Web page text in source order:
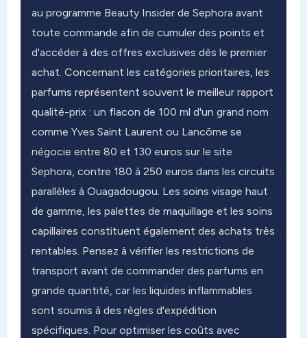
au programme Beauty Insider de Sephora avant
toute commande afin de cumuler des points et
d'accéder à des offres exclusives dès le premier
achat. Concernant les catégories prioritaires, les
parfums représentent souvent le meilleur rapport
qualité-prix : un flacon de 100 ml d'un grand nom
comme Yves Saint Laurent ou Lancôme se
négocie entre 80 et 130 euros sur le site
Sephora, contre 180 à 250 euros dans les circuits
parallèles à Ouagadougou. Les soins visage haut
de gamme, les palettes de maquillage et les soins
capillaires constituent également des achats très
rentables. Pensez à vérifier les restrictions de
transport avant de commander des parfums en
grande quantité, car les liquides inflammables
sont soumis à des règles d'expédition
spécifiques. Pour optimiser les coûts avec